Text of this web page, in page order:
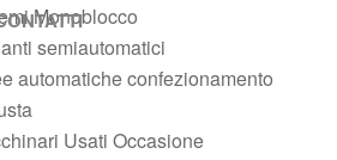
Monoblocco
semiautomatici
automatiche confezionamento
Usati Occasione